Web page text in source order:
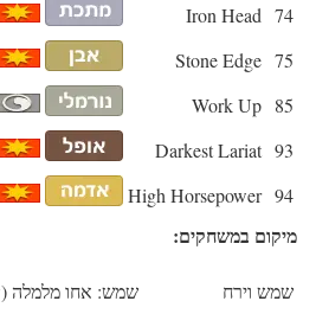
74
Iron Head
75
Stone Edge
85
Work Up
93
Darkest Lariat
94
High Horsepower
מיקום במשחקים:
שמש וירח
שמש: אחו מלמלה (Melemele Meadow)